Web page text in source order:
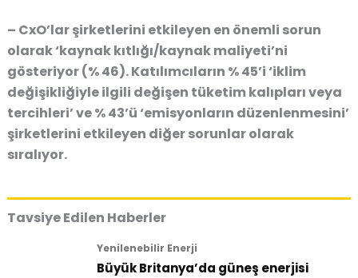
– CxO’lar şirketlerini etkileyen en önemli sorun
olarak ‘kaynak kıtlığı/kaynak maliyeti’ni
gösteriyor (% 46). Katılımcıların % 45’i ‘iklim
değişikliğiyle ilgili değişen tüketim kalıpları veya
tercihleri’ ve % 43’ü ‘emisyonların düzenlenmesini’
şirketlerini etkileyen diğer sorunlar olarak
sıralıyor.
Tavsiye Edilen Haberler
Yenilenebilir Enerji
Büyük Britanya’da güneş enerjisi